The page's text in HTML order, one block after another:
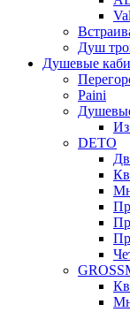
Душ
Душевые
Paini
Из
DETO